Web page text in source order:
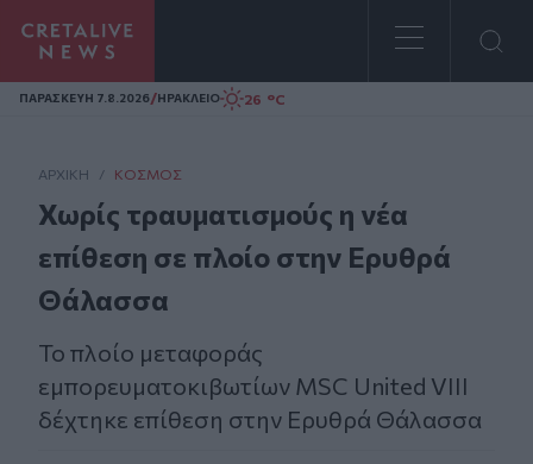
Homepage
ΠΑΡΑΣΚΕΥΗ 7.8.2026/ΗΡΑΚΛΕΙΟ 26 °C
ΑΡΧΙΚΗ / ΚΌΣΜΟΣ
Χωρίς τραυματισμούς η νέα
επίθεση σε πλοίο στην Ερυθρά
Θάλασσα
Το πλοίο μεταφοράς
εμπορευματοκιβωτίων MSC United VIII
δέχτηκε επίθεση στην Ερυθρά Θάλασσα